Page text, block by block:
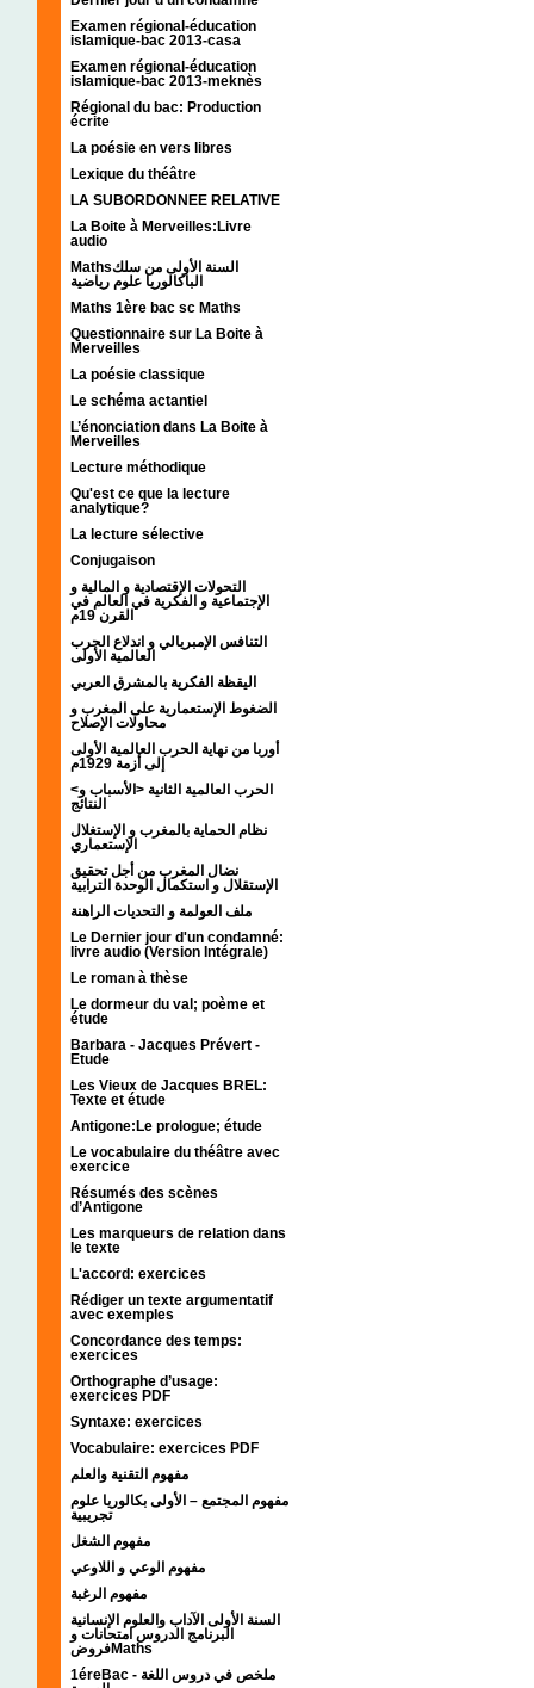
Examen régional-éducation
islamique-bac 2013-casa
Examen régional-éducation
islamique-bac 2013-meknès
Régional du bac: Production
écrite
La poésie en vers libres
Lexique du théâtre
LA SUBORDONNEE RELATIVE
La Boite à Merveilles:Livre
audio
Mathsالسنة الأولى من سلك
الباكالوريا علوم رياضية
Maths 1ère bac sc Maths
Questionnaire sur La Boite à
Merveilles
La poésie classique
Le schéma actantiel
L’énonciation dans La Boite à
Merveilles
Lecture méthodique
Qu'est ce que la lecture
analytique?
La lecture sélective
Conjugaison
التحولات الإقتصادية و المالية و
الإجتماعية و الفكرية في العالم في
القرن 19م
التنافس الإمبريالي و اندلاع الحرب
العالمية الأولى
اليقظة الفكرية بالمشرق العربي
الضغوط الإستعمارية على المغرب و
محاولات الإصلاح
أوربا من نهاية الحرب العالمية الأولى
إلى أزمة 1929م
<الحرب العالمية الثانية <الأسباب و
النتائج
نظام الحماية بالمغرب و الإستغلال
الإستعماري
نضال المغرب من أجل تحقيق
الإستقلال و استكمال الوحدة الترابية
ملف العولمة و التحديات الراهنة
Le Dernier jour d'un condamné:
livre audio (Version Intégrale)
Le roman à thèse
Le dormeur du val; poème et
étude
Barbara - Jacques Prévert -
Etude
Les Vieux de Jacques BREL:
Texte et étude
Antigone:Le prologue; étude
Le vocabulaire du théâtre avec
exercice
Résumés des scènes
d’Antigone
Les marqueurs de relation dans
le texte
L'accord: exercices
Rédiger un texte argumentatif
avec exemples
Concordance des temps:
exercices
Orthographe d’usage:
exercices PDF
Syntaxe: exercices
Vocabulaire: exercices PDF
مفهوم التقنية والعلم
مفهوم المجتمع – الأولى بكالوريا علوم
تجريبية
مفهوم الشغل
مفهوم الوعي و اللاوعي
مفهوم الرغبة
السنة الأولى الآداب والعلوم الإنسانية
البرنامج الدروس امتحانات و
فروضMaths
1éreBac - ملخص في دروس اللغة